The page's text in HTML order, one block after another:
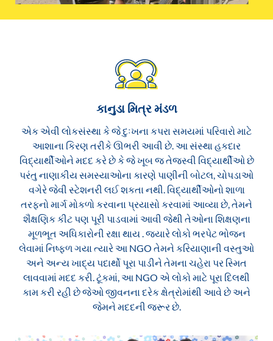
કાનુડા મિત્ર મંડળ
એક એવી લોકસંસ્થા કે જે દુઃખના કપરા સમયમાં પરિવારો માટે
આશાના કિરણ તરીકે ઊભરી આવી છે. આ સંસ્થા હકદાર
વિદ્યાર્થીઓને મદદ કરે છે કે જે ખૂબ જ તેજસ્વી વિદ્યાર્થીઓ છે
પરંતુ નાણાકીય સમસ્યાઓના કારણે પાણીની બોટલ, ચોપડાઓ
વગેરે જેવી સ્ટેશનરી લઈ શકતા નથી. વિદ્યાર્થીઓનો શાળા
તરફનો માર્ગ મોકળો કરવાના પ્રયાસો કરવામાં આવ્યા છે, તેમને
શૈક્ષણિક કીટ પણ પૂરી પાડવામાં આવી જેથી તેઓના શિક્ષણના
મૂળભૂત અધિકારોની રક્ષા થાય . જ્યારે લોકો ભરપેટ ભોજન
લેવામાં નિષ્ફળ ગયા ત્યારે આ NGO તેમને કરિયાણાની વસ્તુઓ
અને અન્ય ખાદ્ય પદાર્થો પૂરા પાડીને તેમના ચહેરા પર સ્મિત
લાવવામાં મદદ કરી. ટૂંકમાં, આ NGO એ લોકો માટે પૂરા દિલથી
કામ કરી રહી છે જેઓ જીવનના દરેક ક્ષેત્રોમાંથી આવે છે અને
જેમને મદદની જરૂર છે.